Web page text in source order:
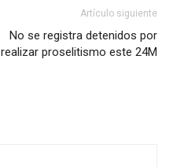
Artículo siguiente
No se registra detenidos por
realizar proselitismo este 24M